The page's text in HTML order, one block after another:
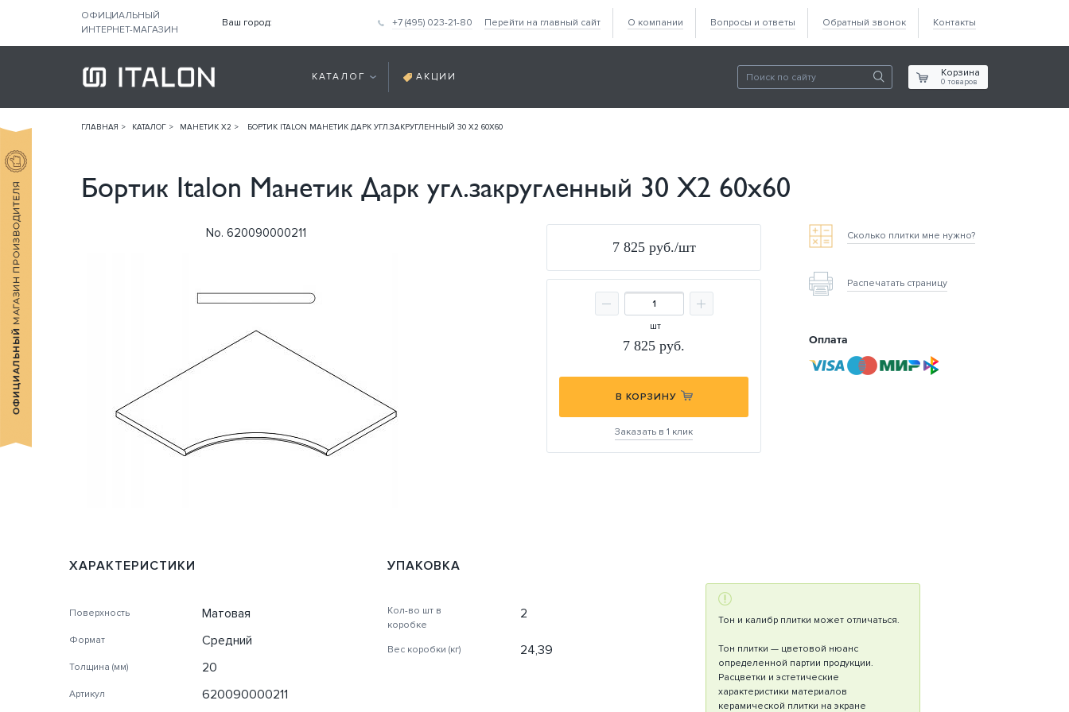
ОФИЦИАЛЬНЫЙ
ИНТЕРНЕТ-МАГАЗИН
Ваш город: +7 (495) 023-21-80 Перейти на главный сайт О компании Вопросы и ответы Обратный звонок Контакты
КАТАЛОГ АКЦИИ Корзина
0 товаров
ГЛАВНАЯ КАТАЛОГ МАНЕТИК Х2 БОРТИК ITALON МАНЕТИК ДАРК УГЛ.ЗАКРУГЛЕННЫЙ 30 Х2 60Х60
Бортик Italon Манетик Дарк угл.закругленный 30 Х2 60х60
No. 620090000211
7 825 руб./шт
шт
7 825 руб.
В КОРЗИНУ
Заказать в 1 клик
Сколько плитки мне нужно?
Распечатать страницу
Оплата
ХАРАКТЕРИСТИКИ
Поверхность Матовая
Формат Средний
Толщина (мм) 20
Артикул 620090000211
УПАКОВКА
Кол-во шт в
коробке
2
Вес коробки (кг) 24,39
Тон и калибр плитки может отличаться.
Тон плитки — цветовой нюанс
определенной партии продукции.
Расцветки и эстетические
характеристики материалов
керамической плитки на экране